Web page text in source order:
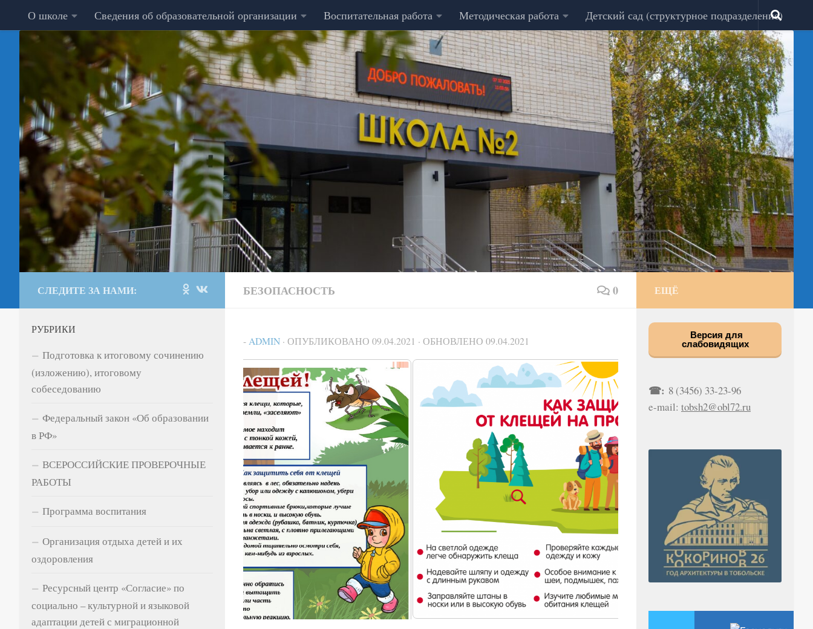
Перейти к содержимому
О школе Сведения об образовательной организации Воспитательная работа Методическая работа Детский сад (структурное подразделение)
БЕЗОПАСНОСТЬ 0
- ADMIN · ОПУБЛИКОВАНО 09.04.2021 · ОБНОВЛЕНО 09.04.2021
СЛЕДИТЕ ЗА НАМИ:
РУБРИКИ
Подготовка к итоговому сочинению
(изложению), итоговому
собеседованию
Федеральный закон «Об образовании
в РФ»
ВСЕРОССИЙСКИЕ ПРОВЕРОЧНЫЕ
РАБОТЫ
Программа воспитания
Организация отдыха детей и их
оздоровления
Ресурсный центр «Согласие» по
социально – культурной и языковой
адаптации детей с миграционной
ЕЩЁ
Версия для
слабовидящих
☎: 8 (3456) 33-23-96
e-mail: tobsh2@obl72.ru